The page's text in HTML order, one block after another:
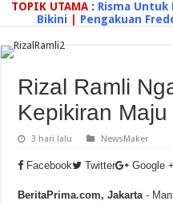
TOPIK UTAMA: Risma Untuk
Bikini
Pengakuan
Rizal Ramli
Kepikiran
3 hari lalu NewsMaker
Facebook Twitter Google
BeritaPrima.com, Jakarta -